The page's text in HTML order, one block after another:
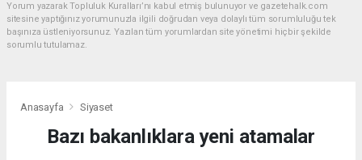
Yorum yazarak Topluluk Kuralları’nı kabul etmiş bulunuyor ve gazetehalk.com
sitesine yaptığınız yorumunuzla ilgili doğrudan veya dolaylı tüm sorumluluğu tek
başınıza üstleniyorsunuz. Yazılan tüm yorumlardan site yönetimi hiçbir şekilde
sorumlu tutulamaz.
Anasayfa Siyaset
Bazı bakanlıklara yeni atamalar